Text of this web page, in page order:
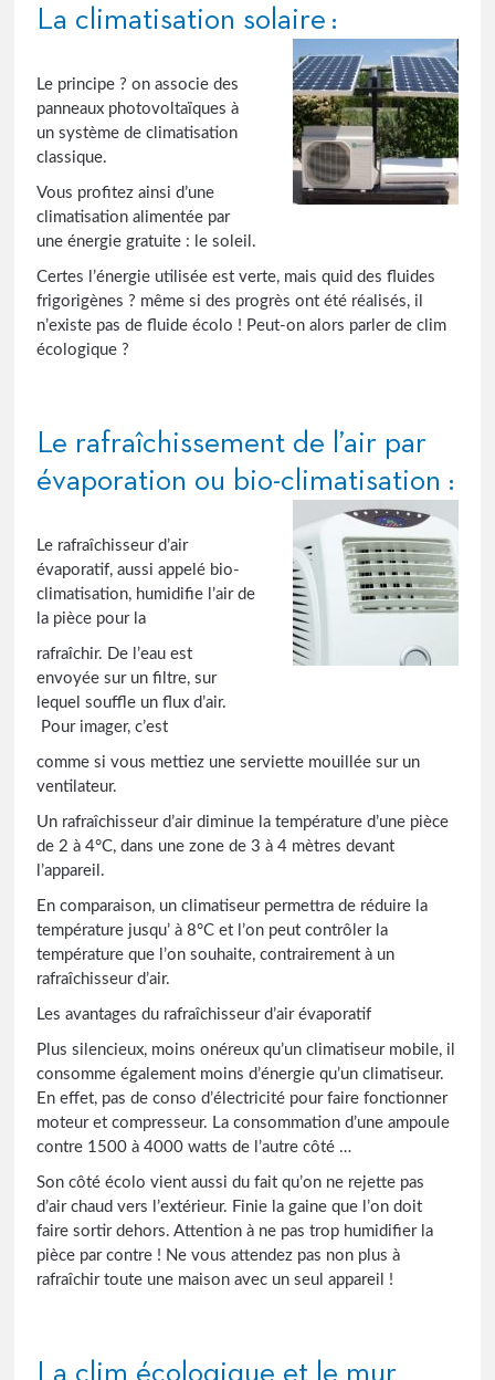
La climatisation solaire :
Le principe ? on associe des
panneaux photovoltaïques à
un système de climatisation
classique.
Vous profitez ainsi d’une
climatisation alimentée par
une énergie gratuite : le soleil.
Certes l’énergie utilisée est verte, mais quid des fluides
frigorigènes ? même si des progrès ont été réalisés, il
n’existe pas de fluide écolo ! Peut-on alors parler de clim
écologique ?
Le rafraîchissement de l’air par
évaporation ou bio-climatisation :
Le rafraîchisseur d’air
évaporatif, aussi appelé bio-
climatisation, humidifie l’air de
la pièce pour la
rafraîchir. De l’eau est
envoyée sur un filtre, sur
lequel souffle un flux d’air.
Pour imager, c’est
comme si vous mettiez une serviette mouillée sur un
ventilateur.
Un rafraîchisseur d’air diminue la température d’une pièce
de 2 à 4°C, dans une zone de 3 à 4 mètres devant
l’appareil.
En comparaison, un climatiseur permettra de réduire la
température jusqu’ à 8°C et l’on peut contrôler la
température que l’on souhaite, contrairement à un
rafraîchisseur d’air.
Les avantages du rafraîchisseur d’air évaporatif
Plus silencieux, moins onéreux qu’un climatiseur mobile, il
consomme également moins d’énergie qu’un climatiseur.
En effet, pas de conso d’électricité pour faire fonctionner
moteur et compresseur. La consommation d’une ampoule
contre 1500 à 4000 watts de l’autre côté …
Son côté écolo vient aussi du fait qu’on ne rejette pas
d’air chaud vers l’extérieur. Finie la gaine que l’on doit
faire sortir dehors. Attention à ne pas trop humidifier la
pièce par contre ! Ne vous attendez pas non plus à
rafraîchir toute une maison avec un seul appareil !
La clim écologique et le mur